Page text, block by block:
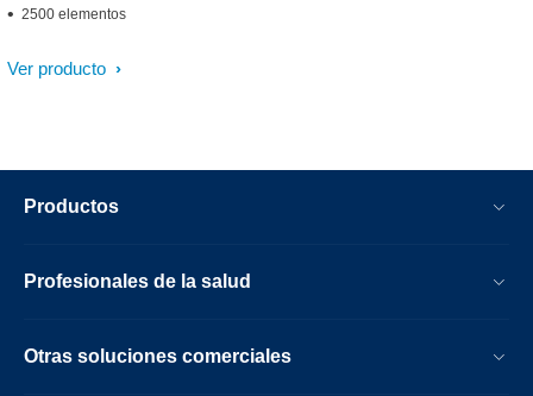
2500 elementos
Ver producto
Productos
Profesionales de la salud
Otras soluciones comerciales